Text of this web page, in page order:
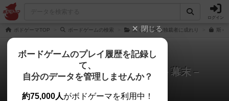
ログイン
ボドゲーマTOP ボードゲームの検索 斯くして我は独裁者に成れり 斯く
斯くして我は独裁者に成れり－幕末－
0件のルール/インスト
閉じる
ボードゲームのプレイ履歴を記録し
て、
自分のデータを管理しませんか？
約75,000人がボドゲーマを利用中！